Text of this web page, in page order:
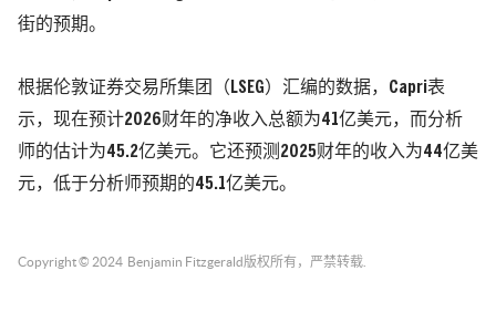
街的预期。
根据伦敦证券交易所集团（LSEG）汇编的数据，Capri表
示，现在预计2026财年的净收入总额为41亿美元，而分析
师的估计为45.2亿美元。它还预测2025财年的收入为44亿美
元，低于分析师预期的45.1亿美元。
Copyright © 2024 Benjamin Fitzgerald 版权所有，严禁转载.